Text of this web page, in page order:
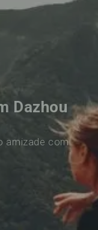
Dazhou
amizade com